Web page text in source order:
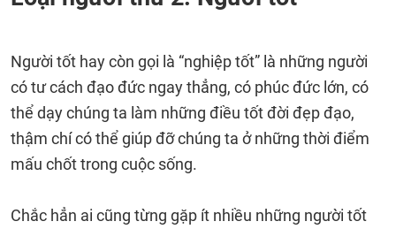
Người tốt hay còn gọi là “nghiệp tốt” là những người
có tư cách đạo đức ngay thẳng, có phúc đức lớn, có
thể dạy chúng ta làm những điều tốt đời đẹp đạo,
thậm chí có thể giúp đỡ chúng ta ở những thời điểm
mấu chốt trong cuộc sống.
Chắc hẳn ai cũng từng gặp ít nhiều những người tốt